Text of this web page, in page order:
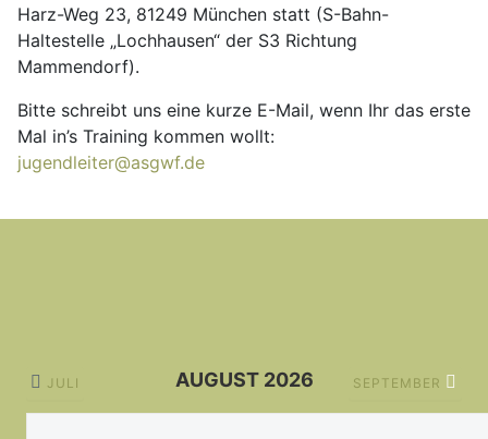
Harz-Weg 23, 81249 München statt (S-Bahn-
Haltestelle „Lochhausen“ der S3 Richtung
Mammendorf).
Bitte schreibt uns eine kurze E-Mail, wenn Ihr das erste
Mal in’s Training kommen wollt:
jugendleiter@asgwf.de
JULI AUGUST 2026 SEPTEMBER